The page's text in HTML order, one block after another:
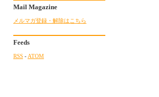
Mail Magazine
メルマガ登録・解除はこちら
Feeds
RSS - ATOM